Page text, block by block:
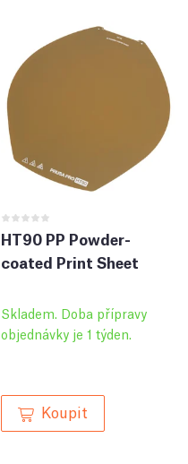
HT90 PP Powder-
coated Print Sheet
Skladem. Doba přípravy
objednávky je 1 týden.
Koupit